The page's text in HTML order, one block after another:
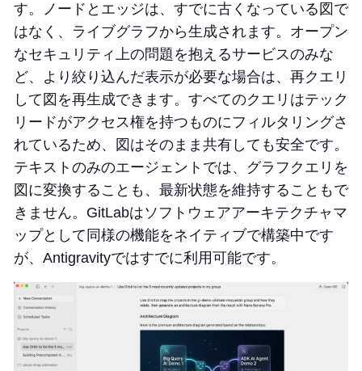
す。ノードとエッジは、すでに古くなっている図で
はなく、ライブグラフから生成されます。オープン
なセキュリティ上の問題を抱えるサービスのみな
ど、より絞り込んだ表示が必要な場合は、再クエリ
して図を再生成できます。すべてのクエリはテック
リードがアクセス権を持つものにフィルタリングさ
れているため、図はそのまま共有しても安全です。
テキストのみのエージェントでは、グラフクエリを
図に変換することも、最新状態を維持することもで
きません。GitLabはソフトウェアアーキテクチャマ
ップとして同様の機能をネイティブで構築中です
が、Antigravityではすでに利用可能です。